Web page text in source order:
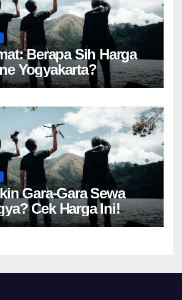
Berapa Sih Harga
Yogyakarta?
Gara-Gara Sewa
Cek Harga Ini!